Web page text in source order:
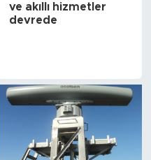
ve akıllı hizmetler
devrede